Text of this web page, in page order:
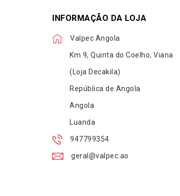
INFORMAÇÃO DA LOJA
Valpec Angola
Km 9, Quinta do Coelho, Viana
(Loja Decakila)
República de Angola
Angola
Luanda
947799354
geral@valpec.ao